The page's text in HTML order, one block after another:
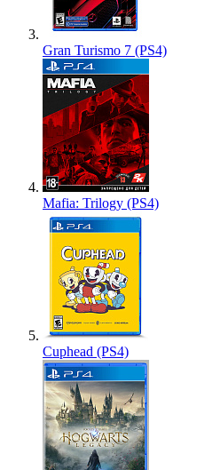
Gran Turismo 7 (PS4)
Mafia: Trilogy (PS4)
Cuphead (PS4)